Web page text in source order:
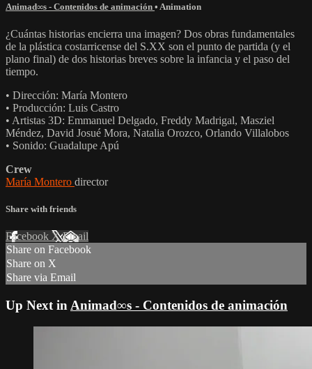
Animad∞s - Contenidos de animación • Animation
¿Cuántas historias encierra una imagen? Dos obras fundamentales
de la plástica costarricense del S.XX son el punto de partida (y el
plano final) de dos historias breves sobre la infancia y el paso del
tiempo.
• Dirección: María Montero
• Producción: Luis Castro
• Artistas 3D: Emmanuel Delgado, Freddy Madrigal, Masziel
Méndez, David Josué Mora, Natalia Orozco, Orlando Villalobos
• Sonido: Guadalupe Apú
Crew
María Montero director
Share with friends
Facebook XEmail
Share on Facebook
Share on X
Share via Email
Up Next in Animad∞s - Contenidos de animación